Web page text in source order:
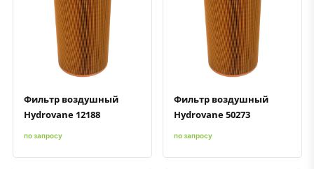
Быстрый просмотрДобавить к сравнению
Добавить в избранное
Фильтр воздушный
Hydrovane 12188
по запросу
Быстрый просмотрДобавить к сравнению
Добавить в избранное
Фильтр воздушный
Hydrovane 50273
по запросу